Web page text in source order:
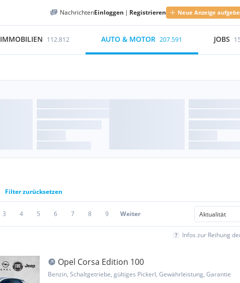
NachrichtenEinloggen | Registrieren Neue Anzeige
IMMOBILIEN 112.812 AUTO & MOTOR 207.591 JOBS
Filter zurücksetzen
3 4 5 6 7 8 9 Weiter
Infos zur Reihung
Opel Corsa Edition 100
Benzin, Schaltgetriebe, gültiges Pickerl, Gewährleistung, Garantie